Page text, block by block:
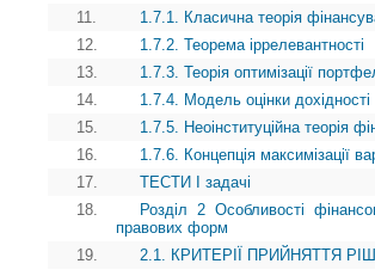
11.
1.7.1. Класична теорія
12.
1.7.2. Теорема іррелевантності
13.
1.7.3. Теорія оптимізації
14.
1.7.4. Модель оцінки
15.
1.7.5. Неоінституційна теорія
16.
1.7.6. Концепція максимізації
17.
ТЕСТИ І задачі
18.
Розділ 2 Особливості
правових форм
19.
2.1. КРИТЕРІЇ ПРИЙНЯТТЯ